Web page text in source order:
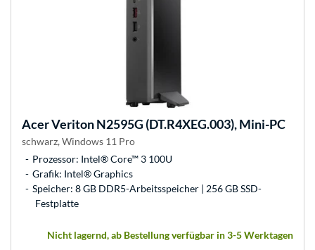
AcerVeriton N2595G (DT.R4XEG.003), Mini-PC
schwarz, Windows 11 Pro
Prozessor: Intel® Core™ 3 100U
Grafik: Intel® Graphics
Speicher: 8 GB DDR5-Arbeitsspeicher | 256 GB SSD-
Festplatte
Nicht lagernd, ab Bestellung verfügbar in 3-5 Werktagen